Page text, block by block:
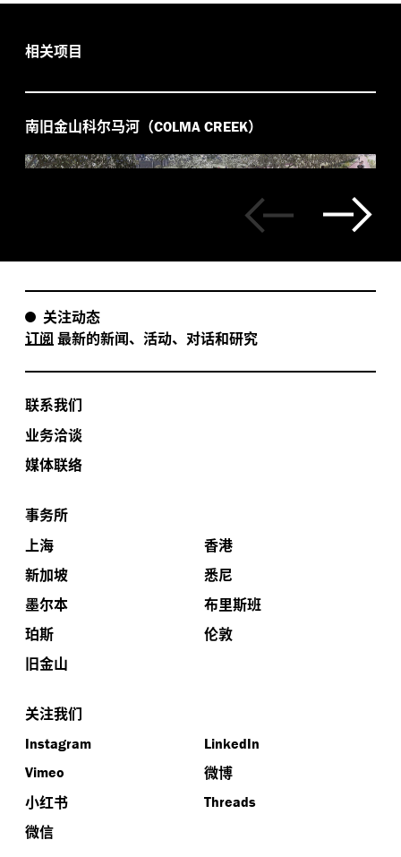
相关项目
南旧金山科尔马河（COLMA CREEK）
关注动态
订阅 最新的新闻、活动、对话和研究
联系我们
业务洽谈
媒体联络
事务所
上海
香港
新加坡
悉尼
墨尔本
布里斯班
珀斯
伦敦
旧金山
关注我们
Instagram
LinkedIn
Vimeo
微博
小红书
Threads
微信